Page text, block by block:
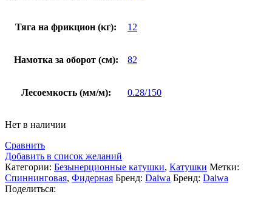
Тяга на фрикцион (кг): 12
Намотка за оборот (см): 82
Лесоемкость (мм/м): 0.28/150
Нет в наличии
Сравнить
Добавить в список желаний
Категории: Безынерционные катушки, Катушки Метки:
Спиннинговая, Фидерная Бренд: Daiwa Бренд: Daiwa
Поделиться: